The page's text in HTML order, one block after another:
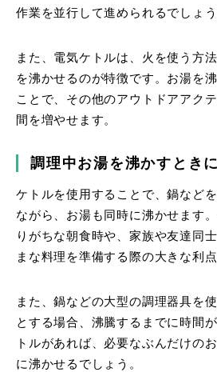
作業を並行して進められるでしょう
また、電気ケトルは、火を使う方
を沸かせるのが特徴です。お湯を
ことで、その他のアウトドアアク
間を増やせます。
調理中お湯を沸かすとき
ケトルを使用することで、鍋など
ながら、お湯も同時に沸かせます
りがちな朝食時や、家族や友達同
まな料理を準備する際の大きな利点
また、鍋などの大型の調理器具を
とする場合、沸騰するまでに時間
トルがあれば、必要なぶんだけの
に沸かせるでしょう。